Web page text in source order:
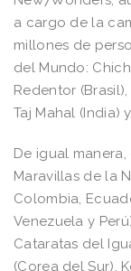
a cargo de la
millones de
del Mundo:
Redentor
Taj Mahal (India)
De igual
Maravillas de la
Colombia,
Venezuela y
Cataratas del
(Corea del Sur),